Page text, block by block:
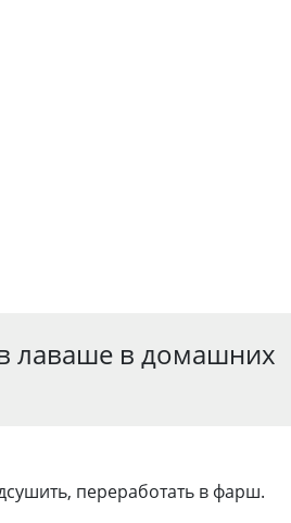
лаваше в домашних
переработать в фарш.